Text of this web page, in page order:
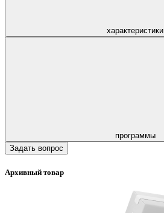
характеристики
программы
Задать вопрос
Архивный товар